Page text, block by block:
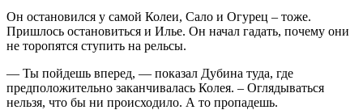
Он остановился у самой Колеи, Сало и Огурец – тоже.
Пришлось остановиться и Илье. Он начал гадать, почему они
не торопятся ступить на рельсы.
— Ты пойдешь вперед, — показал Дубина туда, где
предположительно заканчивалась Колея. – Оглядываться
нельзя, что бы ни происходило. А то пропадешь.